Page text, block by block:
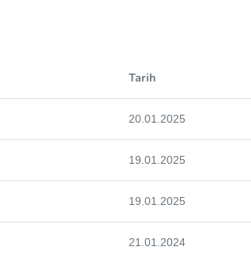
Tarih
20.01.2025
19.01.2025
19.01.2025
21.01.2024